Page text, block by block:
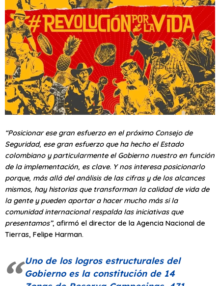
“Posicionar ese gran esfuerzo en el próximo Consejo de
Seguridad, ese gran esfuerzo que ha hecho el Estado
colombiano y particularmente el Gobierno nuestro en función
de la implementación, es clave. Y nos interesa posicionarlo
porque, más allá del análisis de las cifras y de los alcances
mismos, hay historias que transforman la calidad de vida de
la gente y pueden aportar a hacer mucho más si la
comunidad internacional respalda las iniciativas que
presentamos”, afirmó el director de la Agencia Nacional de
Tierras, Felipe Harman.
Uno de los logros estructurales del
Gobierno es la constitución de 14